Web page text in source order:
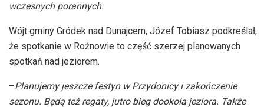
wczesnych porannych.
Wójt gminy Gródek nad Dunajcem, Józef Tobiasz podkreślał,
że spotkanie w Rożnowie to część szerzej planowanych
spotkań nad jeziorem.
–Planujemy jeszcze festyn w Przydonicy i zakończenie
sezonu. Będą też regaty, jutro bieg dookoła jeziora. Także